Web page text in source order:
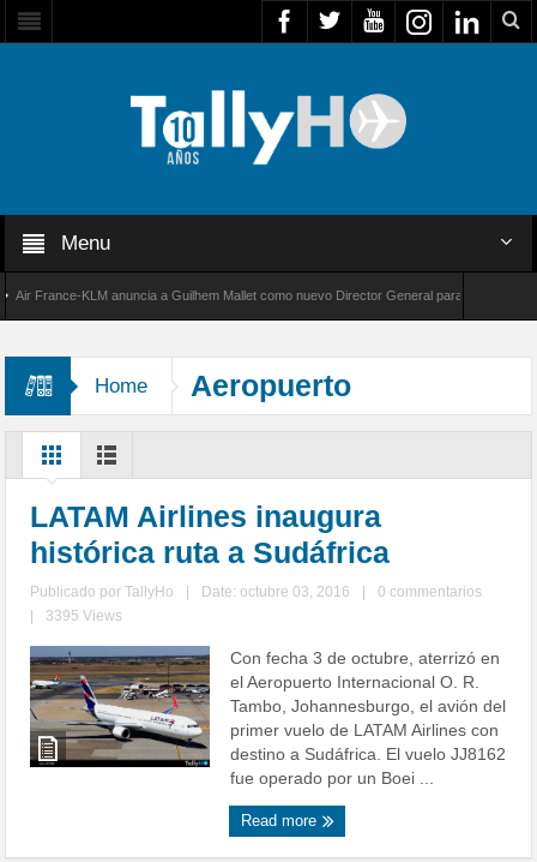
Menu
France-KLM anuncia a Guilhem Mallet como nuevo Director General para América Latina
Home
Aeropuerto
Internacional O. R. Tambo
LATAM Airlines inaugura
histórica ruta a Sudáfrica
Publicado porTallyHo Date: octubre 03, 2016
0 commentarios
3395 Views
Con fecha 3 de octubre, aterrizó en
el Aeropuerto Internacional O. R.
Tambo, Johannesburgo, el avión del
primer vuelo de LATAM Airlines con
destino a Sudáfrica. El vuelo JJ8162
fue operado por un Boei ...
Read more